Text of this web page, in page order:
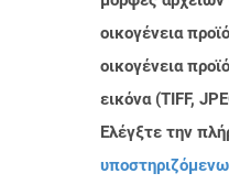
οικογένεια
οικογένεια
εικόνα (TIFF,
Ελέγξτε την